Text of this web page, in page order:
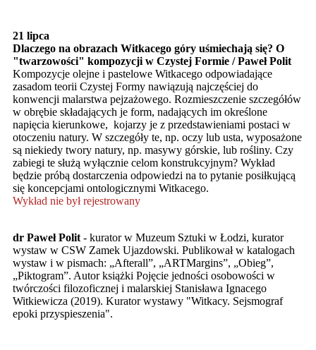
21 lipca
Dlaczego na obrazach Witkacego góry uśmiechają się? O
"twarzowości" kompozycji w Czystej Formie / Paweł Polit
Kompozycje olejne i pastelowe Witkacego odpowiadające
zasadom teorii Czystej Formy nawiązują najczęściej do
konwencji malarstwa pejzażowego. Rozmieszczenie szczegółów
w obrębie składających je form, nadających im określone
napięcia kierunkowe, kojarzy je z przedstawieniami postaci w
otoczeniu natury. W szczegóły te, np. oczy lub usta, wyposażone
są niekiedy twory natury, np. masywy górskie, lub rośliny. Czy
zabiegi te służą wyłącznie celom konstrukcyjnym? Wykład
będzie próbą dostarczenia odpowiedzi na to pytanie posiłkującą
się koncepcjami ontologicznymi Witkacego.
Wykład nie był rejestrowany
dr Paweł Polit - kurator w Muzeum Sztuki w Łodzi, kurator
wystaw w CSW Zamek Ujazdowski. Publikował w katalogach
wystaw i w pismach: „Afterall”, „ARTMargins”, „Obieg”,
„Piktogram”. Autor książki Pojęcie jedności osobowości w
twórczości filozoficznej i malarskiej Stanisława Ignacego
Witkiewicza (2019). Kurator wystawy "Witkacy. Sejsmograf
epoki przyspieszenia".